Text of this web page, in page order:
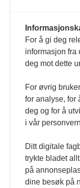
For å gi deg
informasjon fra
deg mot dette
For øvrig
for analyse, for
deg og for å
i vår
Ditt digitale
trykte bladet
på
dine besøk på